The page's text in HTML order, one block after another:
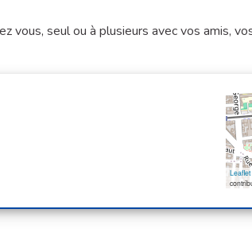
vous, seul ou à plusieurs avec vos amis,
Leaflet